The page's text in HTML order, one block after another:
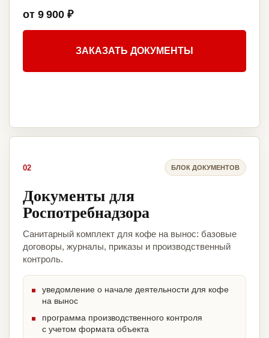
от 9 900 ₽
ЗАКАЗАТЬ ДОКУМЕНТЫ
02 БЛОК ДОКУМЕНТОВ
Документы для
Роспотребнадзора
Санитарный комплект для кофе на вынос: базовые
договоры, журналы, приказы и производственный
контроль.
уведомление о начале деятельности для кофе
на вынос
программа производственного контроля
с учетом формата объекта